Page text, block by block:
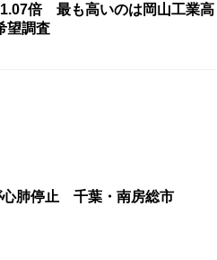
倍 最も高いのは岡山工業高
望調査
肺停止 千葉・南房総市